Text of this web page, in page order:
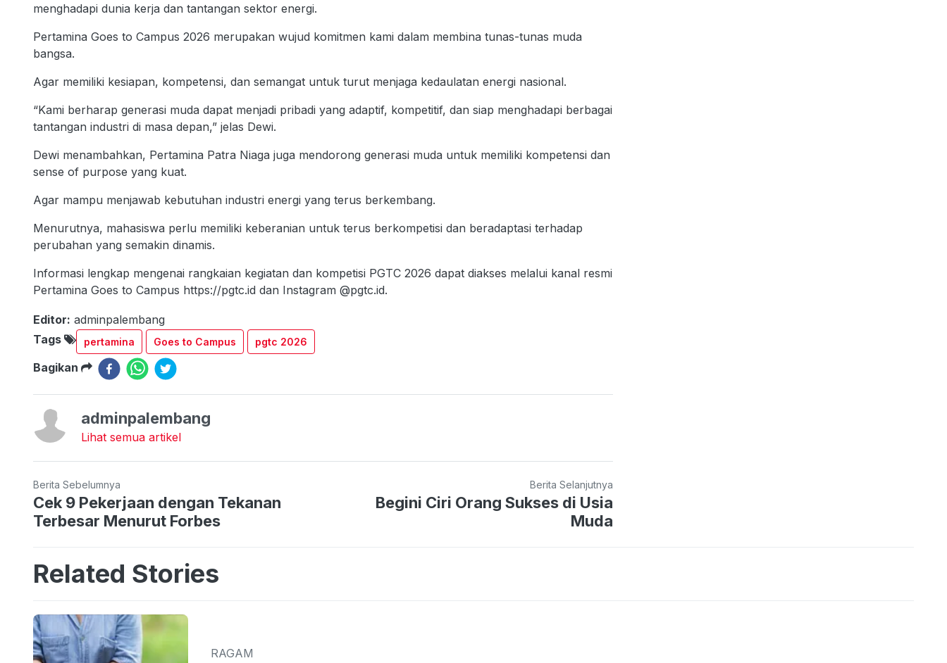
menghadapi dunia kerja dan tantangan sektor energi.
Pertamina Goes to Campus 2026 merupakan wujud komitmen kami dalam membina tunas-tunas muda
bangsa.
Agar memiliki kesiapan, kompetensi, dan semangat untuk turut menjaga kedaulatan energi nasional.
“Kami berharap generasi muda dapat menjadi pribadi yang adaptif, kompetitif, dan siap menghadapi berbagai
tantangan industri di masa depan,” jelas Dewi.
Dewi menambahkan, Pertamina Patra Niaga juga mendorong generasi muda untuk memiliki kompetensi dan
sense of purpose yang kuat.
Agar mampu menjawab kebutuhan industri energi yang terus berkembang.
Menurutnya, mahasiswa perlu memiliki keberanian untuk terus berkompetisi dan beradaptasi terhadap
perubahan yang semakin dinamis.
Informasi lengkap mengenai rangkaian kegiatan dan kompetisi PGTC 2026 dapat diakses melalui kanal resmi
Pertamina Goes to Campus https://pgtc.id dan Instagram @pgtc.id.
Editor: adminpalembang
Tags
pertamina Goes to Campus pgtc 2026
Bagikan
adminpalembang
Lihat semua artikel
Berita Sebelumnya
Cek 9 Pekerjaan dengan Tekanan
Terbesar Menurut Forbes
Berita Selanjutnya
Begini Ciri Orang Sukses di Usia
Muda
Related Stories
RAGAM